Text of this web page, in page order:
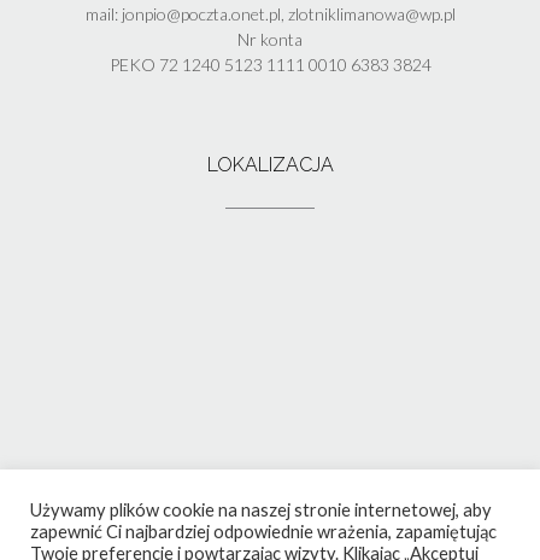
mail: jonpio@poczta.onet.pl, zlotniklimanowa@wp.pl
Nr konta
PEKO 72 1240 5123 1111 0010 6383 3824
LOKALIZACJA
Używamy plików cookie na naszej stronie internetowej, aby
zapewnić Ci najbardziej odpowiednie wrażenia, zapamiętując
Twoje preferencje i powtarzając wizyty. Klikając „Akceptuj